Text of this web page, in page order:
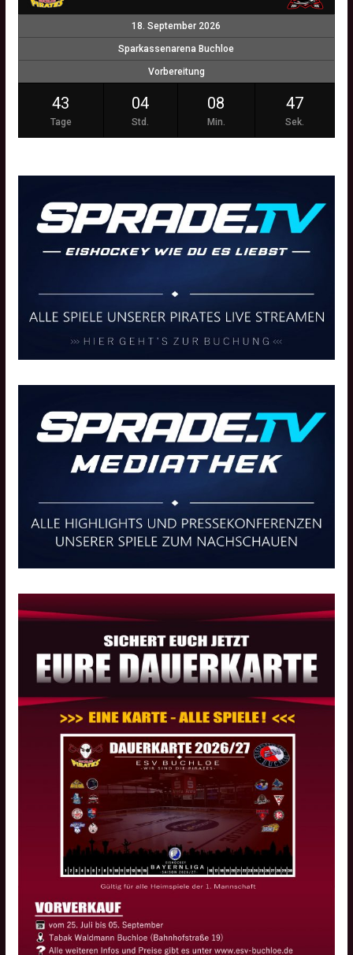
18. September 2026
Sparkassenarena Buchloe
Vorbereitung
43
Tage
04
Std.
08
Min.
46
Sek.